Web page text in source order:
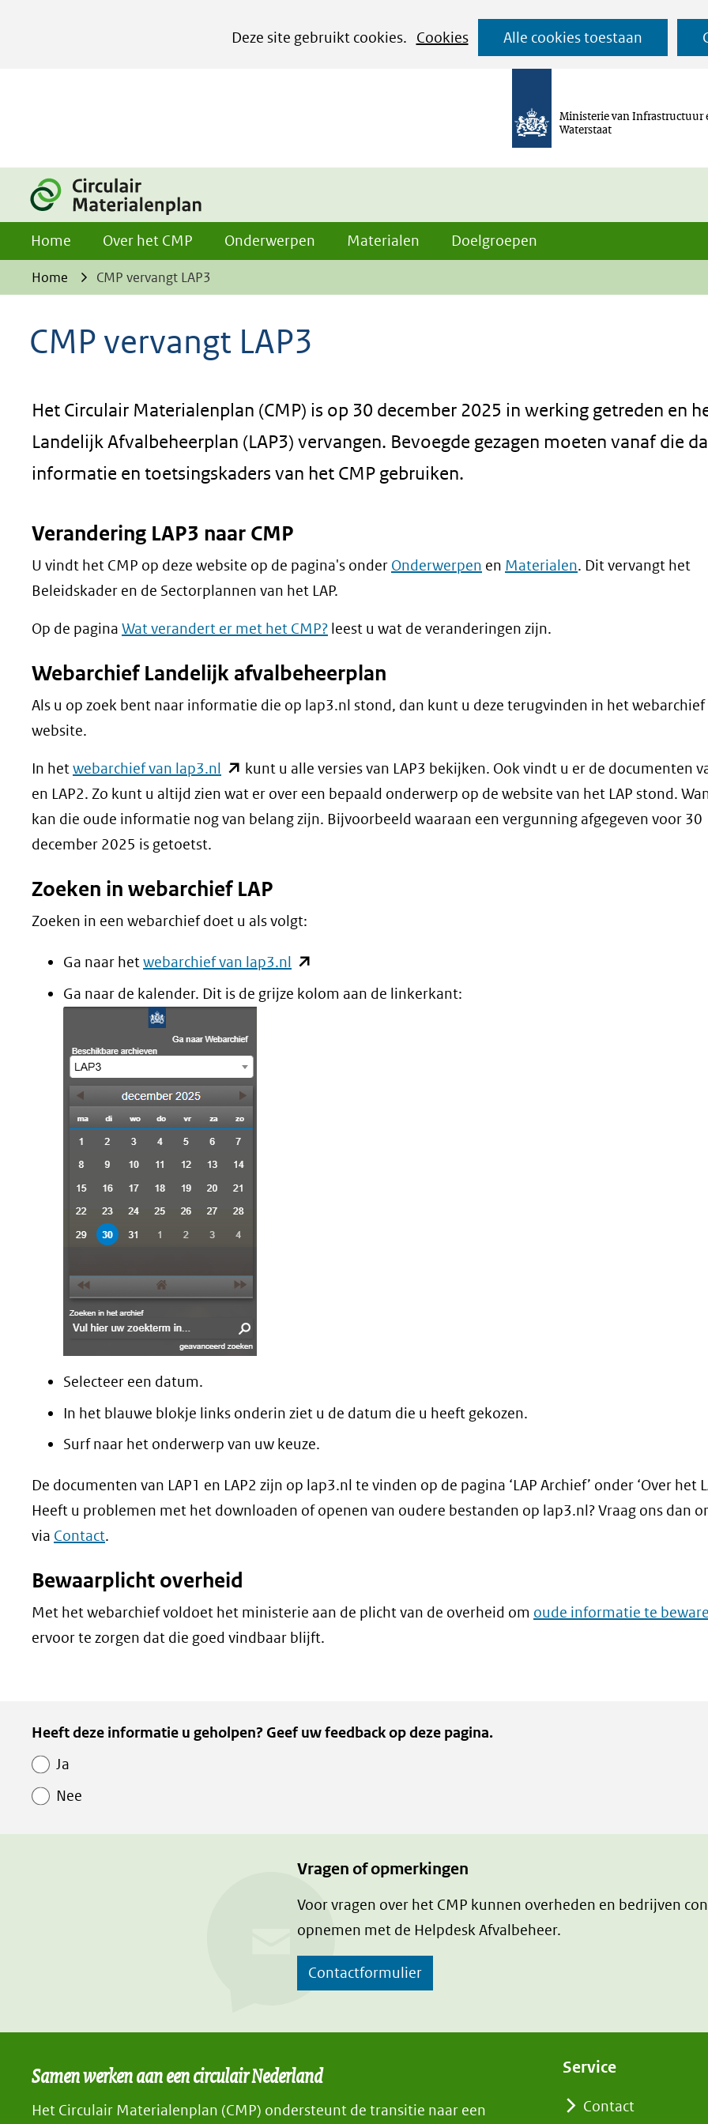
Deze site gebruikt cookies.
Cookies
van
cookies
op
deze
website
worden
Alle cookies toestaan
Ga
naar
de
Ministerie van Infrastructuur
Waterstaat
Home Over het CMP Onderwerpen Materialen Doelgroepen
Home CMP vervangt LAP3
CMP vervangt LAP3
Het Circulair Materialenplan (CMP) is op 30 december 2025 in werking getreden en
Landelijk Afvalbeheerplan (LAP3) vervangen. Bevoegde gezagen moeten vanaf die
informatie en toetsingskaders van het CMP gebruiken.
Verandering LAP3 naar CMP
U vindt het CMP op deze website op de pagina's onder Onderwerpen en Materialen. Dit vervangt het
Beleidskader en de Sectorplannen van het LAP.
Op de pagina Wat verandert er met het CMP? leest u wat de veranderingen zijn.
Webarchief Landelijk afvalbeheerplan
Als u op zoek bent naar informatie die op lap3.nl stond, dan kunt u deze terugvinden in het webarchief
website.
In hetwebarchief van lap3.nl (opent
in
nieuw
naar
een
website)
kunt u alle versies van LAP3 bekijken. Ook vindt u er de documenten
en LAP2. Zo kunt u altijd zien wat er over een bepaald onderwerp op de website van het LAP stond.
kan die oude informatie nog van belang zijn. Bijvoorbeeld waaraan een vergunning afgegeven voor 30
december 2025 is getoetst.
Zoeken in webarchief LAP
Zoeken in een webarchief doet u als volgt:
Ga naar hetwebarchief van lap3.nl (opent
in
Ga naar de kalender. Dit is de grijze kolom aan de linkerkant:
Selecteer een datum.
In het blauwe blokje links onderin ziet u de datum die u heeft gekozen.
Surf naar het onderwerp van uw keuze.
De documenten van LAP1 en LAP2 zijn op lap3.nl te vinden op de pagina ‘LAP Archief’ onder ‘Over het
Heeft u problemen met het downloaden of openen van oudere bestanden op lap3.nl? Vraag ons dan
via Contact.
Bewaarplicht overheid
Met het webarchief voldoet het ministerie aan de plicht van de overheid om oude informatie te
ervoor te zorgen dat die goed vindbaar blijft.
Heeft deze informatie u geholpen? Geef uw feedback op deze pagina.
Ja
Nee
Vragen of opmerkingen
Voor vragen over het CMP kunnen overheden en bedrijven
opnemen met de Helpdesk Afvalbeheer.
Contactformulier
Samen werken aan een circulair Nederland
Het Circulair Materialenplan (CMP) ondersteunt de transitie naar een
Service
Contact